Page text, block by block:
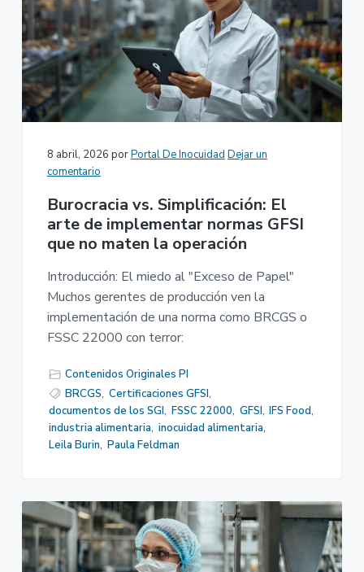
8 abril, 2026 porPortal De Inocuidad Dejar un
comentario
Burocracia vs. Simplificación: El
arte de implementar normas GFSI
que no maten la operación
Introducción: El miedo al "Exceso de Papel"
Muchos gerentes de producción ven la
implementación de una norma como BRCGS o
FSSC 22000 con terror:
Contenidos Originales PI
BRCGS, Certificaciones GFSI,
documentos de los SGI, FSSC 22000, GFSI, IFS Food,
industria alimentaria, inocuidad alimentaria,
Leila Burin, Paula Feldman